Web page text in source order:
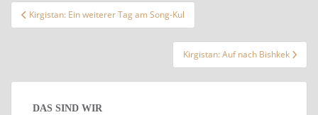
Beitragsnavigation
Kirgistan: Ein weiterer Tag am Song-Kul
Kirgistan: Auf nach Bishkek
DAS SIND WIR